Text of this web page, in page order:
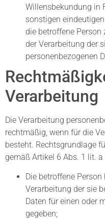
Willensbekundung in
sonstigen
die betroffene
der Verarbeitung der
personenbezogenen
Verarbeitung
Die Verarbeitung
rechtmäßig, wenn für die
besteht. Rechtsgrundlage
gemäß Artikel 6 Abs. 1 lit.
Die betroffene
Verarbeitung der sie
Daten für einen oder
gegeben;